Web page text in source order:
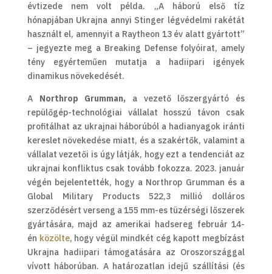
évtizede nem volt példa. „A háború első tíz
hónapjában Ukrajna annyi Stinger légvédelmi rakétát
használt el, amennyit a Raytheon 13 év alatt gyártott”
– jegyezte meg a Breaking Defense folyóirat, amely
tény egyérteműen mutatja a hadiipari igények
dinamikus növekedését.
A Northrop Grumman, a vezető lőszergyártó és
repülőgép-technológiai vállalat hosszú távon csak
profitálhat az ukrajnai háborúból a hadianyagok iránti
kereslet növekedése miatt, és a szakértők, valamint a
vállalat vezetői is úgy látják, hogy ezt a tendenciát az
ukrajnai konfliktus csak tovább fokozza. 2023. január
végén bejelentették, hogy a Northrop Grumman és a
Global Military Products 522,3 millió dolláros
szerződésért verseng a 155 mm-es tüzérségi lőszerek
gyártására, majd az amerikai hadsereg február 14-
én közölte, hogy végül mindkét cég kapott megbízást
Ukrajna hadiipari támogatására az Oroszországgal
vívott háborúban. A határozatlan idejű szállítási (és